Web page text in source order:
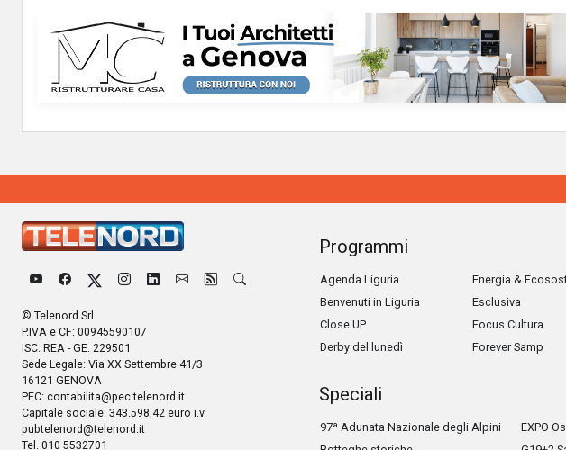
© Telenord Srl
P.IVA e CF: 00945590107
ISC. REA - GE: 229501
Sede Legale: Via XX Settembre 41/3
16121 GENOVA
PEC: contabilita@pec.telenord.it
Capitale sociale: 343.598,42 euro i.v.
pubtelenord@telenord.it
Tel. 010 5532701
Programmi
Agenda Liguria
Benvenuti in Liguria
Close UP
Derby del lunedì
Energia &
Esclusiva
Focus Cultura
Forever Samp
Speciali
97ª Adunata Nazionale degli Alpini
EXPO